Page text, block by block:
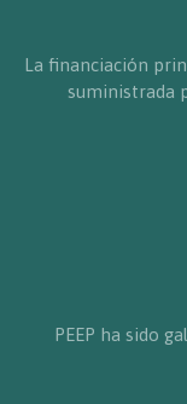
La financiación
suministrada
PEEP ha sido